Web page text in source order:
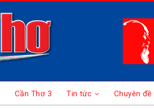
Cần Thơ 3 Tin tức Chuyên đề